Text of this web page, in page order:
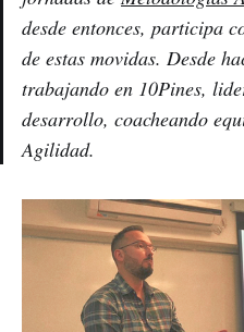
desde entonces, participa
de estas movidas. Desde
trabajando en 10Pines,
desarrollo, coacheando
Agilidad.